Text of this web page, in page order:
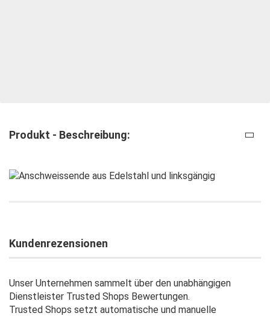
Produkt - Beschreibung:
Kundenrezensionen
Unser Unternehmen sammelt über den unabhängigen
Dienstleister Trusted Shops Bewertungen.
Trusted Shops setzt automatische und manuelle